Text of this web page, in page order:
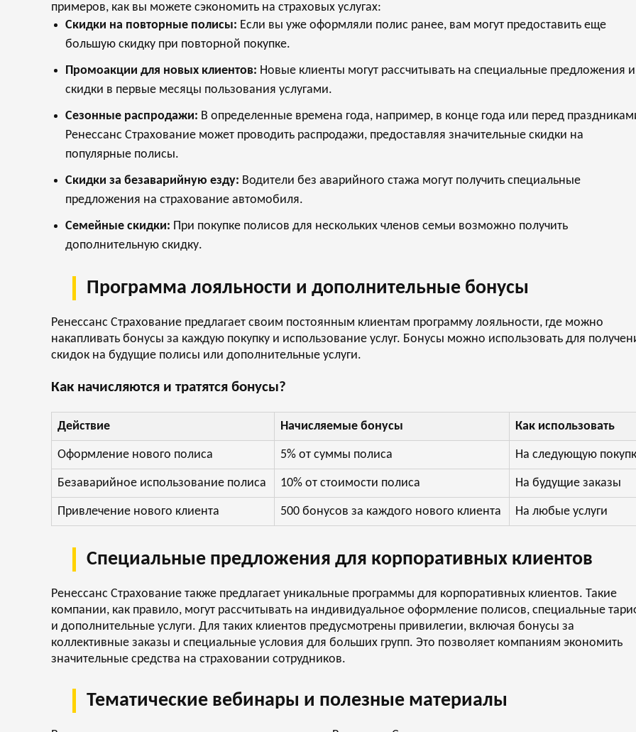
примеров, как вы можете сэкономить на страховых услугах:
Скидки на повторные полисы: Если вы уже оформляли полис ранее, вам могут предоставить еще
большую скидку при повторной покупке.
Промоакции для новых клиентов: Новые клиенты могут рассчитывать на специальные предложения и
скидки в первые месяцы пользования услугами.
Сезонные распродажи: В определенные времена года, например, в конце года или перед
Ренессанс Страхование может проводить распродажи, предоставляя значительные скидки на
популярные полисы.
Скидки за безаварийную езду: Водители без аварийного стажа могут получить специальные
предложения на страхование автомобиля.
Семейные скидки: При покупке полисов для нескольких членов семьи возможно получить
дополнительную скидку.
Программа лояльности и дополнительные бонусы
Ренессанс Страхование предлагает своим постоянным клиентам программу лояльности, где можно
накапливать бонусы за каждую покупку и использование услуг. Бонусы можно использовать для
скидок на будущие полисы или дополнительные услуги.
Как начисляются и тратятся бонусы?
Действие Начисляемые бонусы Как использовать
Оформление нового полиса 5% от суммы полиса На следующую
Безаварийное использование полиса 10% от стоимости полиса На будущие заказы
Привлечение нового клиента 500 бонусов за каждого нового клиента На любые услуги
Специальные предложения для корпоративных клиентов
Ренессанс Страхование также предлагает уникальные программы для корпоративных клиентов. Такие
компании, как правило, могут рассчитывать на индивидуальное оформление полисов, специальные
и дополнительные услуги. Для таких клиентов предусмотрены привилегии, включая бонусы за
коллективные заказы и специальные условия для больших групп. Это позволяет компаниям экономить
значительные средства на страховании сотрудников.
Тематические вебинары и полезные материалы